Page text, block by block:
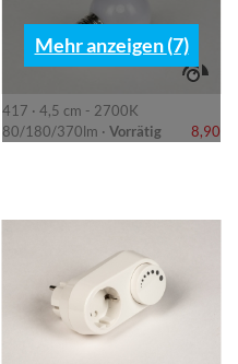
417 · 4,5 cm - 2700K
80/180/370lm · Vorrätig 8,90
Mehr anzeigen (7)